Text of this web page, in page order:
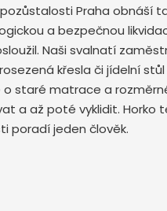
pozůstalosti Praha obnáší
a bezpečnou
Naši svalnatí
křesla či jídelní
staré matrace a
a až poté vyklidit. Horko
poradí jeden člověk.